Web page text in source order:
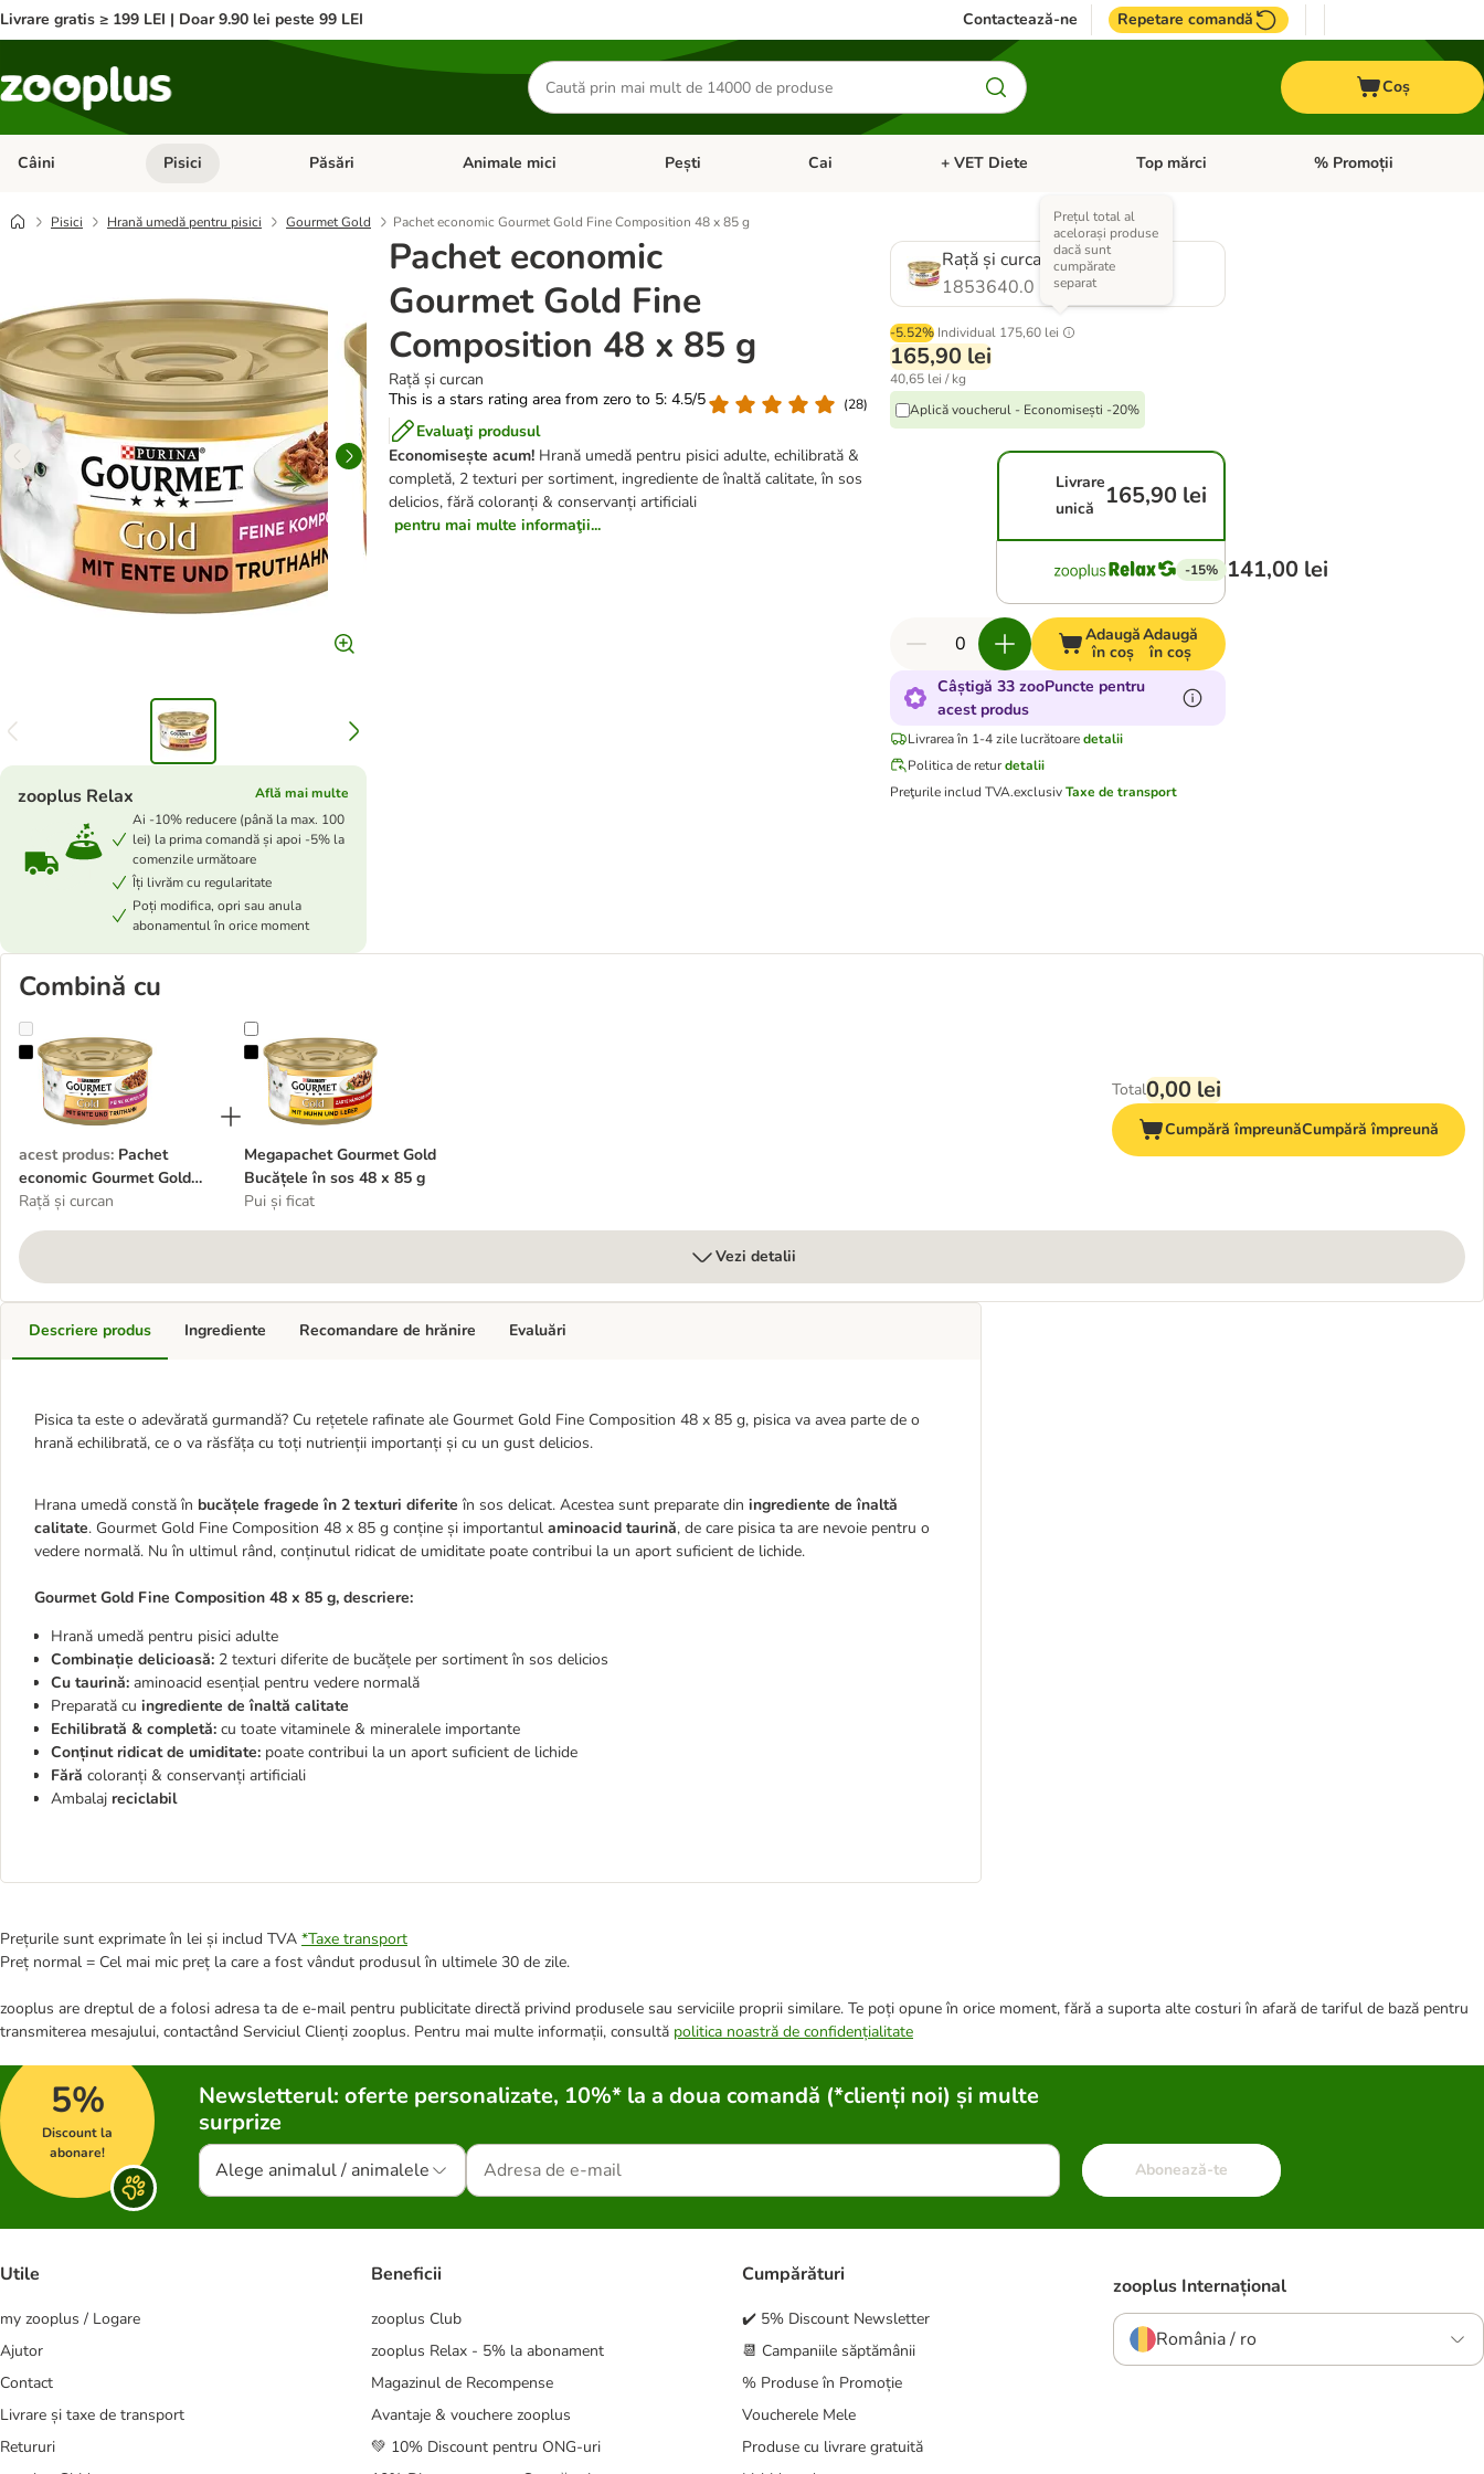
Livrare gratis ≥ 199 LEI | Doar 9.90 lei peste 99 LEI Contactează-ne Repetare comandă
Căutare
produse
Coș
Câini Deschideți meniul cu categorii: Câini
Pisici Deschideți meniul cu categorii: Pisici
Păsări Deschideți meniul cu categorii: Păsări
Animale mici Deschideți meniul cu categorii: Animale mici
Pești Deschideți meniul cu categorii: Pești
Cai Deschideți meniul cu categorii: Cai
+ VET Diete Deschideți meniul cu categorii: + VET Diete
Top mărci Deschideți meniul cu
% Promoții
Pisici Hrană umedă pentru pisici Gourmet Gold Pachet economic Gourmet Gold Fine Composition 48 x 85 g
Pachet economic
Gourmet Gold Fine
Composition 48 x 85 g
Rață și curcan
This is a stars rating area from zero to 5: 4.5/5
(28)
Evaluaţi produsul
Economisește acum!Hrană umedă pentru pisici adulte, echilibrată &
completă, 2 texturi per sortiment, ingrediente de înaltă calitate, în sos
delicios, fără coloranți & conservanți artificiali
pentru mai multe informaţii...
zooplus Relax
Află mai multe
Ai -10% reducere (până la max. 100
lei) la prima comandă și apoi -5% la
comenzile următoare
Îți livrăm cu regularitate
Poți modifica, opri sau anula
abonamentul în orice moment
Rață și curcan
1853640.0
-5.52% Individual 175,60 lei
Prețul total al
acelorași produse
dacă sunt
cumpărate
separat
165,90 lei
40,65 lei / kg
Aplică voucherul - Economisești -20%
Livrare
unică
165,90 lei
-15% 141,00 lei
Adaugă
în coș
Adaugă
în coș
Câștigă 33 zooPuncte pentru
acest produs
Livrarea în 1-4 zile lucrătoare detalii
Politica de retur detalii
Preţurile includ TVA.exclusivTaxe de transport
Combină cu
Pachet economic Gourmet Gold Fine Composition 48 x 85 g
acest produs: Pachet
economic Gourmet Gold
Fine Composition 48 x 85 g
Rață și curcan
Megapachet Gourmet Gold Bucățele în sos 48 x 85 g
Megapachet Gourmet Gold
Bucățele în sos 48 x 85 g
Pui și ficat
Total0,00 lei
Cumpără împreunăCumpără împreună
Vezi detalii
Descriere produs
Pisica ta este o adevărată gurmandă? Cu rețetele rafinate ale Gourmet Gold Fine Composition 48 x 85 g, pisica va avea parte de o
hrană echilibrată, ce o va răsfăța cu toți nutrienții importanți și cu un gust delicios.
Hrana umedă constă în bucățele fragede în 2 texturi diferite în sos delicat. Acestea sunt preparate din ingrediente de înaltă
calitate. Gourmet Gold Fine Composition 48 x 85 g conține și importantul aminoacid taurină, de care pisica ta are nevoie pentru o
vedere normală. Nu în ultimul rând, conținutul ridicat de umiditate poate contribui la un aport suficient de lichide.
Gourmet Gold Fine Composition 48 x 85 g, descriere:
Hrană umedă pentru pisici adulte
Combinație delicioasă: 2 texturi diferite de bucățele per sortiment în sos delicios
Cu taurină: aminoacid esențial pentru vedere normală
Preparată cu ingrediente de înaltă calitate
Echilibrată & completă: cu toate vitaminele & mineralele importante
Conținut ridicat de umiditate: poate contribui la un aport suficient de lichide
Fără coloranți & conservanți artificiali
Ambalaj reciclabil
Ingrediente Recomandare de hrănire Evaluări
Prețurile sunt exprimate în lei și includ TVA *Taxe transport
Preț normal = Cel mai mic preț la care a fost vândut produsul în ultimele 30 de zile.
zooplus are dreptul de a folosi adresa ta de e-mail pentru publicitate directă privind produsele sau serviciile proprii similare. Te poți opune în orice moment, fără a suporta alte costuri în afară de tariful de bază pentru
transmiterea mesajului, contactând Serviciul Clienți zooplus. Pentru mai multe informații, consultă politica noastră de confidențialitate
5%
Discount la
abonare!
Newsletterul: oferte personalizate, 10%* la a doua comandă (*clienți noi) și multe
surprize
Alege animalul / animalele Abonează-te
Utile
my zooplus / Logare
Ajutor
Contact
Livrare și taxe de transport
Retururi
Beneficii
zooplus Club
zooplus Relax - 5% la abonament
Magazinul de Recompense
Avantaje & vouchere zooplus
💚 10% Discount pentru ONG-uri
Cumpărături
✔️ 5% Discount Newsletter
📆 Campaniile săptămânii
% Produse în Promoție
Voucherele Mele
Produse cu livrare gratuită
zooplus Internațional
România / ro